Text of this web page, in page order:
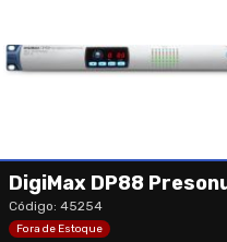
DigiMax DP88
Código: 45254
Fora de Estoque